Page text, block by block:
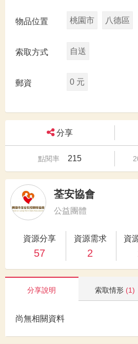
物品位置 桃園市 八德區
索取方式 自送
郵資 0 元
分享
點閱率 215
荃安協會
公益團體
資源分享
57
資源需求
2
資
分享說明 索取情形 (1)
尚無相關資料